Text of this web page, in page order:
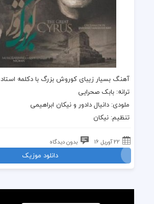
آهنگ بسیار زیبایکوروش بزرگ با دکلمه استاد
ترانه: بابک صحرایی
ملودی: دانیال دادور و نیکان ابراهیمی
تنظیم: نیکان
22 آوریل 16 بدون دیدگاه
دانلود موزیک